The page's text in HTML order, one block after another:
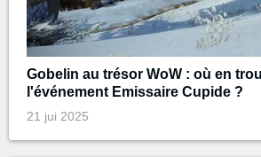
Gobelin au trésor WoW : où en
l'événement Emissaire Cupide ?
21 jui 2025